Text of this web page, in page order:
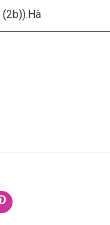
(2b)).Hà